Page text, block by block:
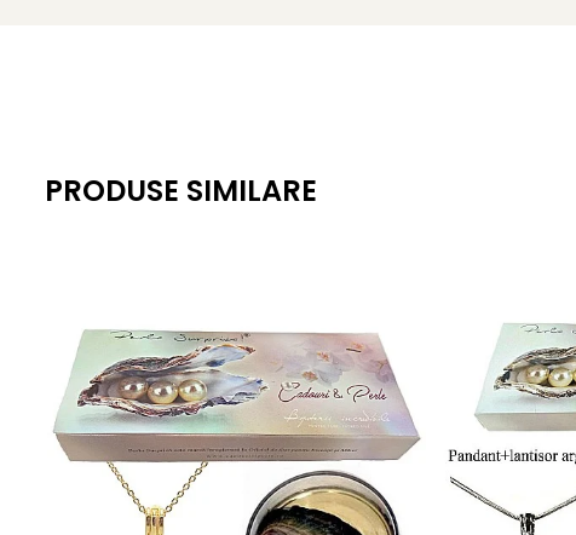
Bijuteriile cu perle naturale si argint 925 vor ajunge
Informatii despre structura interna a componentelor
Pentru a asigura functionalitatea optima, durabilitatea si
PRODUSE SIMILARE